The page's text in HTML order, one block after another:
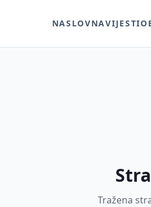
NASLOVNAVIJESTI
Tražena